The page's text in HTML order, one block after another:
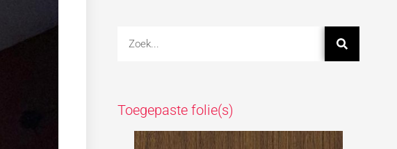
Toegepaste folie(s)